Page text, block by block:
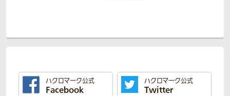
ハクロマーク公式
Facebook
ハクロマーク公式
Twitter